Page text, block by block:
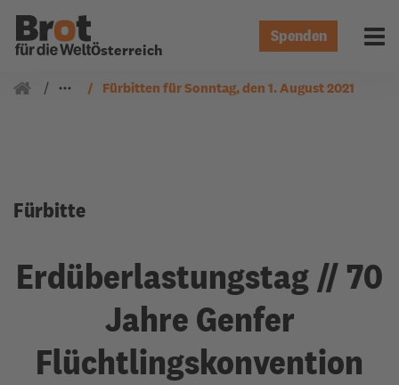
Österreich
Spenden
Gemeindearbeit
Fürbitten
Fürbitten für Sonntag, den 1. August 2021
Fürbitte
Erdüberlastungstag // 70
Jahre Genfer
Flüchtlingskonvention